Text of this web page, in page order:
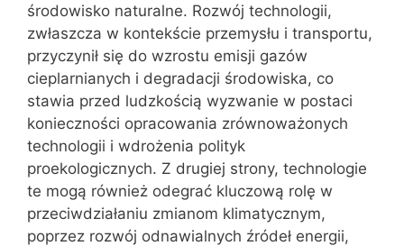
środowisko naturalne. Rozwój technologii,
zwłaszcza w kontekście przemysłu i transportu,
przyczynił się do wzrostu emisji gazów
cieplarnianych i degradacji środowiska, co
stawia przed ludzkością wyzwanie w postaci
konieczności opracowania zrównoważonych
technologii i wdrożenia polityk
proekologicznych. Z drugiej strony, technologie
te mogą również odegrać kluczową rolę w
przeciwdziałaniu zmianom klimatycznym,
poprzez rozwój odnawialnych źródeł energii,